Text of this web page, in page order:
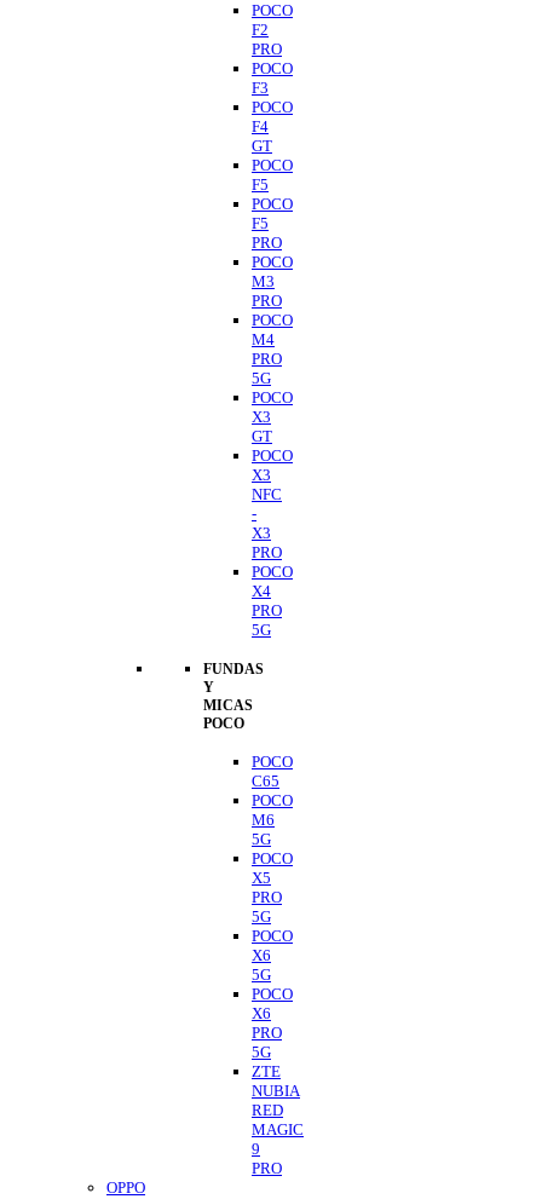
POCO
F2
PRO
POCO
F3
POCO
F4
GT
POCO
F5
POCO
F5
PRO
POCO
M3
PRO
POCO
M4
PRO
5G
POCO
X3
GT
POCO
X3
NFC
-
X3
PRO
POCO
X4
PRO
5G
FUNDAS
Y
MICAS
POCO
POCO
C65
POCO
M6
5G
POCO
X5
PRO
5G
POCO
X6
5G
POCO
X6
PRO
5G
ZTE
NUBIA
RED
MAGIC
9
PRO
OPPO